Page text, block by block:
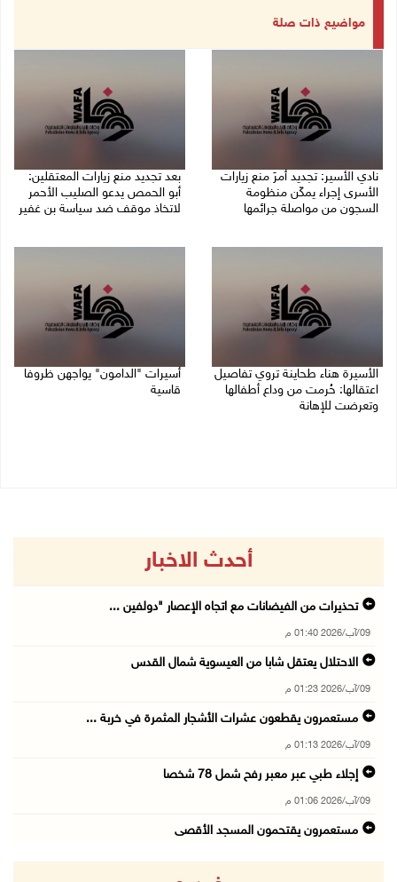
مواضيع ذات صلة
نادي الأسير: تجديد أمرَ منع زيارات
الأسرى إجراء يمكّن منظومة
السجون من مواصلة جرائمها
بعد تجديد منع زيارات المعتقلين:
أبو الحمص يدعو الصليب الأحمر
لاتخاذ موقف ضد سياسة بن غفير
الأسيرة هناء طحاينة تروي تفاصيل
اعتقالها: حُرمت من وداع أطفالها
وتعرضت للإهانة
أسيرات "الدامون" يواجهن ظروفا
قاسية
أحدث الاخبار
تحذيرات من الفيضانات مع اتجاه الإعصار "دولفين ...
09/آب/2026 01:40 م
الاحتلال يعتقل شابا من العيسوية شمال القدس
09/آب/2026 01:23 م
مستعمرون يقطعون عشرات الأشجار المثمرة في خربة ...
09/آب/2026 01:13 م
إجلاء طبي عبر معبر رفح شمل 78 شخصا
09/آب/2026 01:06 م
مستعمرون يقتحمون المسجد الأقصى